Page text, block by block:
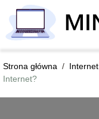
Strona główna / Internet
Internet?